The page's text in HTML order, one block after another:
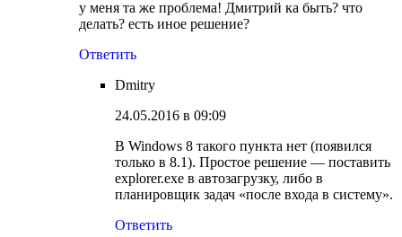
у меня та же проблема! Дмитрий ка быть? что
делать? есть иное решение?
Ответить
Dmitry
24.05.2016 в 09:09
В Windows 8 такого пункта нет (появился
только в 8.1). Простое решение — поставить
explorer.exe в автозагрузку, либо в
планировщик задач «после входа в систему».
Ответить